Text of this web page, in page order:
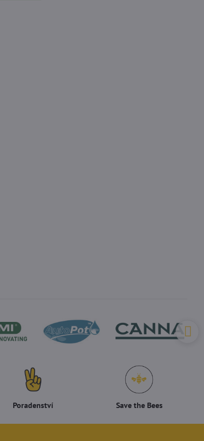
Poradenství Save the Bees